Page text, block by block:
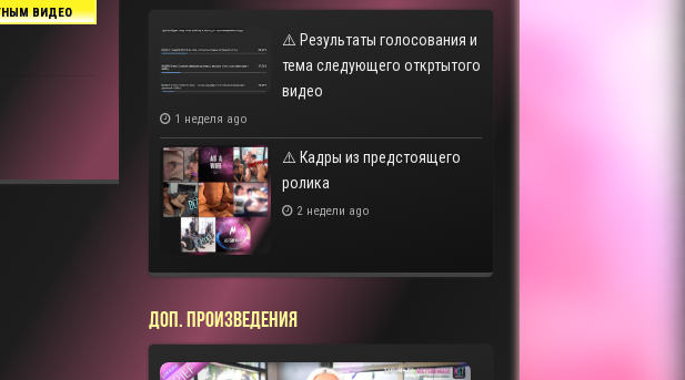
ВИДЕО
⚠️ Результаты голосования и
тема следующего откртытого
видео
1 неделя ago
⚠️ Кадры из предстоящего
ролика
2 недели ago
ДОП. ПРОИЗВЕДЕНИЯ